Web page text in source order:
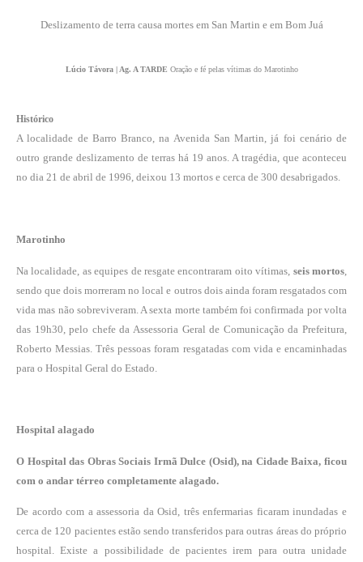
Deslizamento de terra causa mortes em San Martin e em Bom Juá
Lúcio Távora | Ag. A TARDE Oração e fé pelas vítimas do Marotinho
Histórico
A localidade de Barro Branco, na Avenida San Martin, já foi cenário de
outro grande deslizamento de terras há 19 anos. A tragédia, que aconteceu
no dia 21 de abril de 1996, deixou 13 mortos e cerca de 300 desabrigados.
Marotinho
Na localidade, as equipes de resgate encontraram oito vítimas, seis mortos
sendo que dois morreram no local e outros dois ainda foram resgatados com
vida mas não sobreviveram. A sexta morte também foi confirmada por volta
das 19h30, pelo chefe da Assessoria Geral de Comunicação da Prefeitura,
Roberto Messias. Três pessoas foram resgatadas com vida e encaminhadas
para o Hospital Geral do Estado.
Hospital alagado
O Hospital das Obras Sociais Irmã Dulce (Osid), na Cidade Baixa, ficou
com o andar térreo completamente alagado.
De acordo com a assessoria da Osid, três enfermarias ficaram inundadas e
cerca de 120 pacientes estão sendo transferidos para outras áreas do próprio
hospital. Existe a possibilidade de pacientes irem para outra unidade